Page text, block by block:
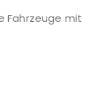
Fahrzeuge mit